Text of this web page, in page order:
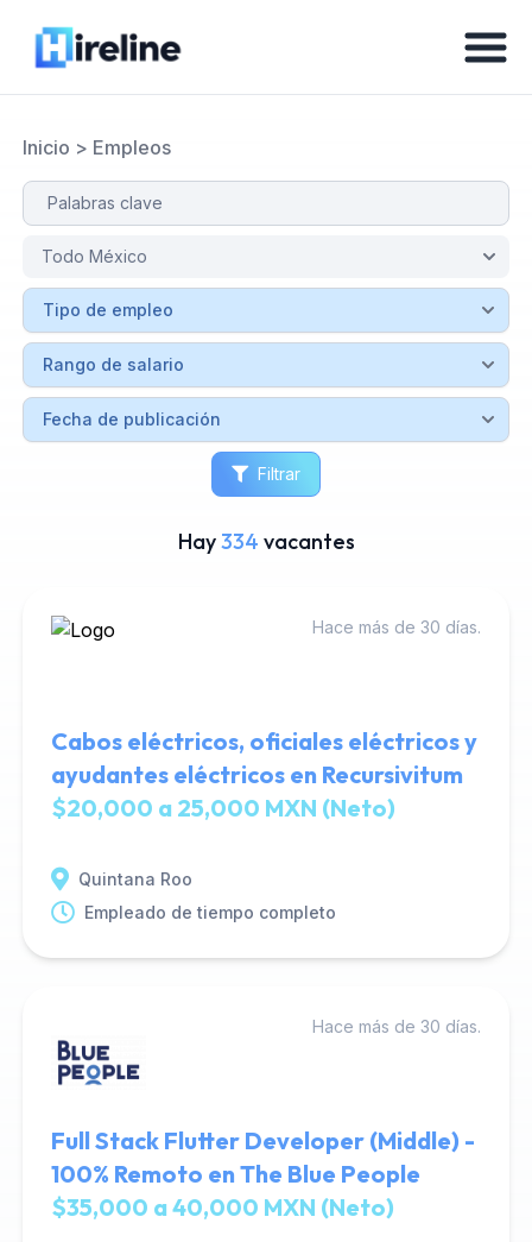
Inicio > Empleos
Filtrar
Hay334 vacantes
Hace más de 30 días.
Cabos eléctricos, oficiales eléctricos y
ayudantes eléctricos en Recursivitum
$20,000 a 25,000 MXN (Neto)
Quintana Roo
Empleado de tiempo completo
Hace más de 30 días.
Full Stack Flutter Developer (Middle) -
100% Remoto en The Blue People
$35,000 a 40,000 MXN (Neto)